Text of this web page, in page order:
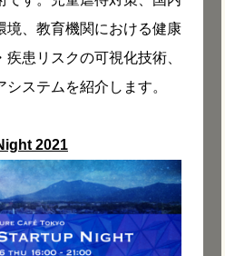
境、教育機関における健康
患リスクの可視化技術、
ステムを紹介します。
2021